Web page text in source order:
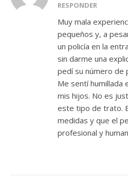
RESPONDER
Muy mala
pequeños y, a
un policía en la
sin darme una
pedí su número de
Me sentí humillada
mis hijos. No es
este tipo de trato.
medidas y que el
profesional y